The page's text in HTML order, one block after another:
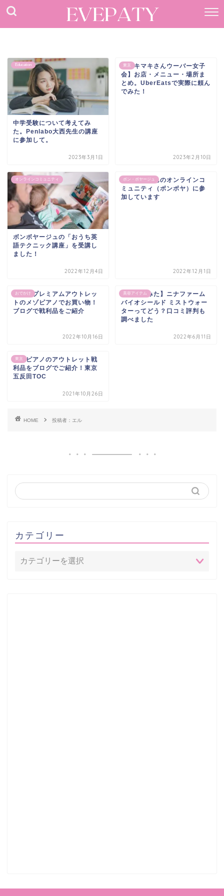
Education
中学受験について考えてみ
た。Penlabo大西先生の講座
に参加して。
2023年3月1日
東京
【タキマキさんウーバー女子
会】お店・メニュー・場所ま
とめ。UberEatsで実際に頼ん
でみた！
2023年2月10日
オンラインコミュニティ
ボンボヤージュの「おうち英
語テクニック講座」を受講し
ました！
2022年12月4日
ボン・ボヤージュ
池澤摩耶さんのオンラインコ
ミュニティ（ボンボヤ）に参
加しています
2022年12月1日
おでかけ
酒々井プレミアムアウトレッ
トのメゾピアノでお買い物！
ブログで戦利品をご紹介
2022年10月16日
美容アイテム
【買ってみた】ニナファーム
バイオシールド ミストウォー
ターってどう？口コミ評判も
調べました
2022年6月11日
東京
メゾピアノのアウトレット戦
利品をブログでご紹介！東京
五反田TOC
2021年10月26日
HOME 投稿者：エル
カテゴリー